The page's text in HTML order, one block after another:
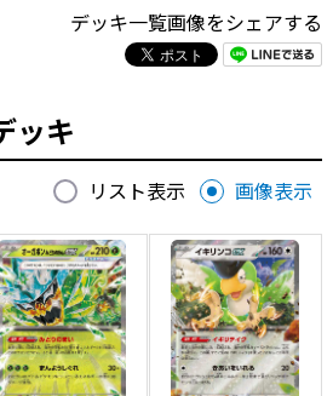
デッキ一覧画像をシェアする
ッキ
リスト表示 画像表示